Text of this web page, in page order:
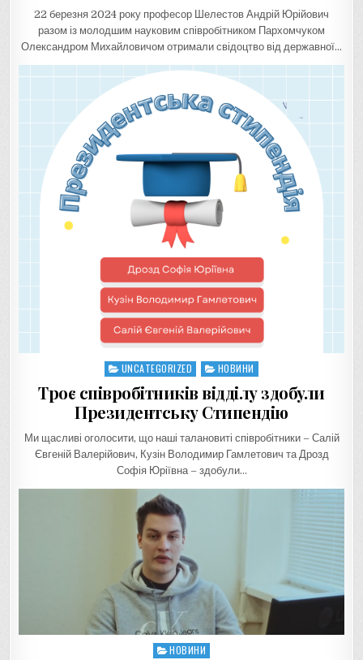
22 березня 2024 року професор Шелестов Андрій Юрійович
разом із молодшим науковим співробітником Пархомчуком
Олександром Михайловичом отримали свідоцтво від державної…
Posted
UNCATEGORIZED НОВИНИ
Троє співробітників відділу здобули
Президентську Стипендію
Ми щасливі оголосити, що наші талановиті співробітники – Салій
Євгеній Валерійович, Кузін Володимир Гамлетович та Дрозд
Софія Юріївна – здобули…
Posted
НОВИНИ